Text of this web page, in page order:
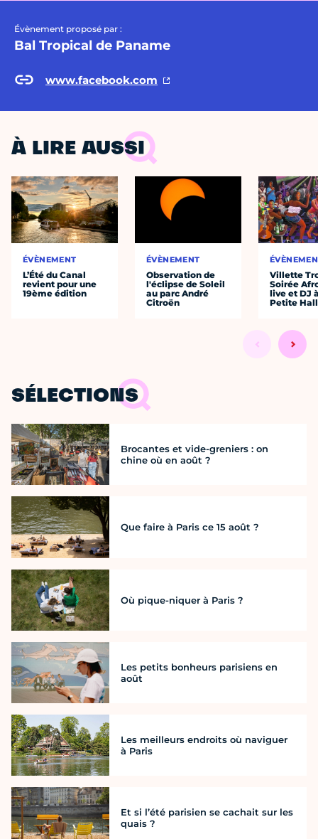
Évènement proposé par :
Bal Tropical de Paname
www.facebook.com
À LIRE AUSSI
ÉVÈNEMENT
L’Été du Canal
revient pour une
19ème édition
ÉVÈNEMENT
Observation de
l'éclipse de Soleil
au parc André
Citroën
Villette
Soirée
live et DJ
Petite
SÉLECTIONS
Brocantes et vide-greniers : on
chine où en août ?
Que faire à Paris ce 15 août ?
Où pique-niquer à Paris ?
Les petits bonheurs parisiens en
août
Les meilleurs endroits où naviguer
à Paris
Et si l’été parisien se cachait sur les
quais ?